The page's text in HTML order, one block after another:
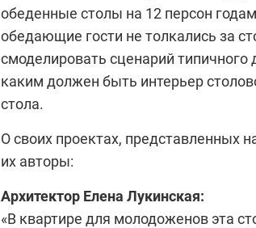
обеденные столы на 12 персон
обедающие гости не толкались за
смоделировать сценарий
каким должен быть интерьер
стола.
О своих проектах, представленных
их авторы:
Архитектор Елена Лукинская:
«В квартире для молодоженов эта